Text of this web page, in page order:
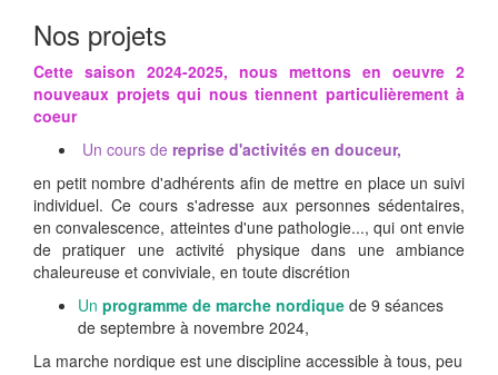
Nos projets
Cette saison 2024-2025, nous mettons en oeuvre 2
nouveaux projets qui nous tiennent particulièrement à
coeur
Un cours de reprise d'activités en douceur,
en petit nombre d'adhérents afin de mettre en place un suivi
individuel. Ce cours s'adresse aux personnes sédentaires,
en convalescence, atteintes d'une pathologie..., qui ont envie
de pratiquer une activité physique dans une ambiance
chaleureuse et conviviale, en toute discrétion
Un programme de marche nordique de 9 séances
de septembre à novembre 2024,
La marche nordique est une discipline accessible à tous, peu